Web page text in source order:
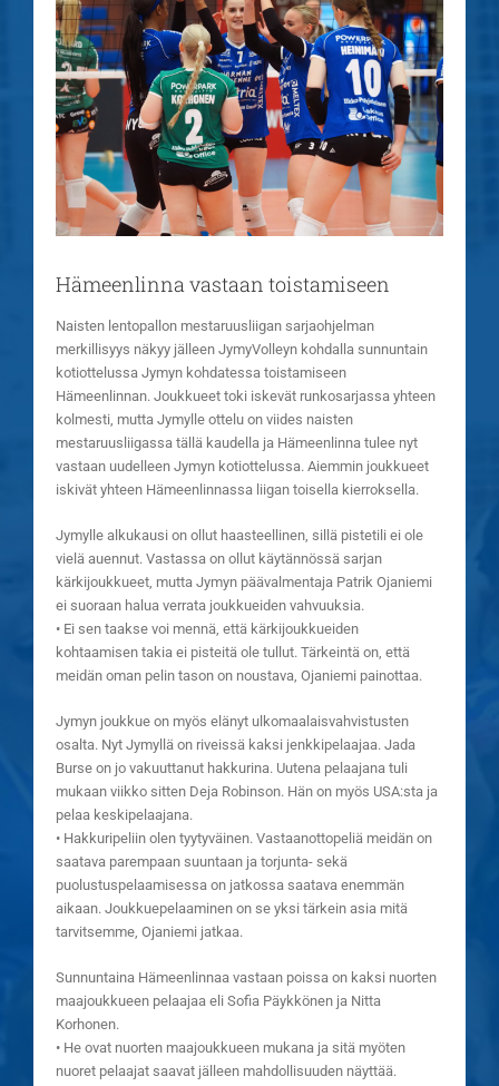
Hämeenlinna vastaan toistamiseen
Naisten lentopallon mestaruusliigan sarjaohjelman
merkillisyys näkyy jälleen JymyVolleyn kohdalla sunnuntain
kotiottelussa Jymyn kohdatessa toistamiseen
Hämeenlinnan. Joukkueet toki iskevät runkosarjassa yhteen
kolmesti, mutta Jymylle ottelu on viides naisten
mestaruusliigassa tällä kaudella ja Hämeenlinna tulee nyt
vastaan uudelleen Jymyn kotiottelussa. Aiemmin joukkueet
iskivät yhteen Hämeenlinnassa liigan toisella kierroksella.
Jymylle alkukausi on ollut haasteellinen, sillä pistetili ei ole
vielä auennut. Vastassa on ollut käytännössä sarjan
kärkijoukkueet, mutta Jymyn päävalmentaja Patrik Ojaniemi
ei suoraan halua verrata joukkueiden vahvuuksia.
• Ei sen taakse voi mennä, että kärkijoukkueiden
kohtaamisen takia ei pisteitä ole tullut. Tärkeintä on, että
meidän oman pelin tason on noustava, Ojaniemi painottaa.
Jymyn joukkue on myös elänyt ulkomaalaisvahvistusten
osalta. Nyt Jymyllä on riveissä kaksi jenkkipelaajaa. Jada
Burse on jo vakuuttanut hakkurina. Uutena pelaajana tuli
mukaan viikko sitten Deja Robinson. Hän on myös USA:sta ja
pelaa keskipelaajana.
• Hakkuripeliin olen tyytyväinen. Vastaanottopeliä meidän on
saatava parempaan suuntaan ja torjunta- sekä
puolustuspelaamisessa on jatkossa saatava enemmän
aikaan. Joukkuepelaaminen on se yksi tärkein asia mitä
tarvitsemme, Ojaniemi jatkaa.
Sunnuntaina Hämeenlinnaa vastaan poissa on kaksi nuorten
maajoukkueen pelaajaa eli Sofia Päykkönen ja Nitta
Korhonen.
• He ovat nuorten maajoukkueen mukana ja sitä myöten
nuoret pelaajat saavat jälleen mahdollisuuden näyttää.